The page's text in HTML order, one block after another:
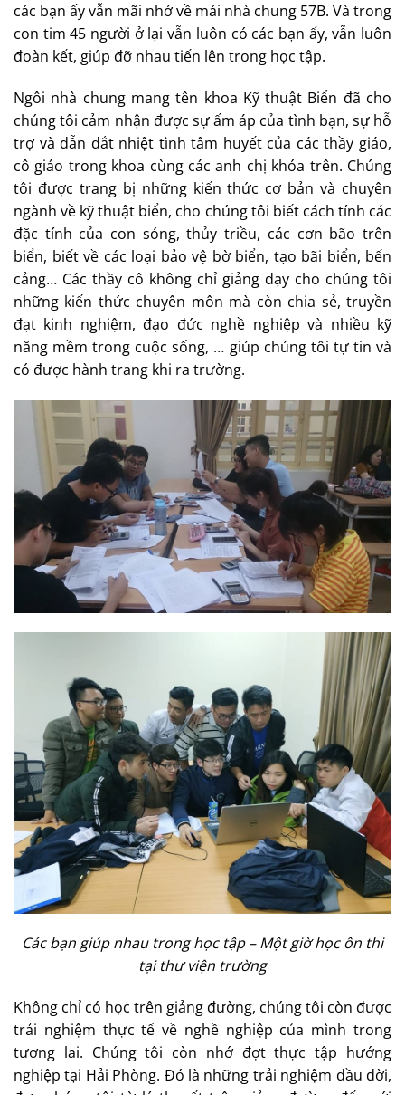
các bạn ấy vẫn mãi nhớ về mái nhà chung 57B. Và trong
con tim 45 người ở lại vẫn luôn có các bạn ấy, vẫn luôn
đoàn kết, giúp đỡ nhau tiến lên trong học tập.
Ngôi nhà chung mang tên khoa Kỹ thuật Biển đã cho
chúng tôi cảm nhận được sự ấm áp của tình bạn, sự hỗ
trợ và dẫn dắt nhiệt tình tâm huyết của các thầy giáo,
cô giáo trong khoa cùng các anh chị khóa trên. Chúng
tôi được trang bị những kiến thức cơ bản và chuyên
ngành về kỹ thuật biển, cho chúng tôi biết cách tính các
đặc tính của con sóng, thủy triều, các cơn bão trên
biển, biết về các loại bảo vệ bờ biển, tạo bãi biển, bến
cảng… Các thầy cô không chỉ giảng dạy cho chúng tôi
những kiến thức chuyên môn mà còn chia sẻ, truyền
đạt kinh nghiệm, đạo đức nghề nghiệp và nhiều kỹ
năng mềm trong cuộc sống, … giúp chúng tôi tự tin và
có được hành trang khi ra trường.
Các bạn giúp nhau trong học tập – Một giờhọc ôn thi
tại thư viện trường
Không chỉ có học trên giảng đường, chúng tôi còn được
trải nghiệm thực tế về nghề nghiệp của mình trong
tương lai. Chúng tôi còn nhớ đợt thực tập hướng
nghiệp tại Hải Phòng. Đó là những trải nghiệm đầu đời,